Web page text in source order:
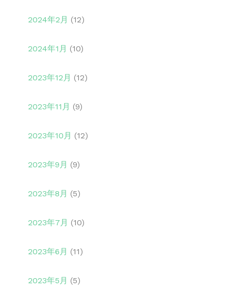
2024年2月 (12)
2024年1月 (10)
2023年12月 (12)
2023年11月 (9)
2023年10月 (12)
2023年9月 (9)
2023年8月 (5)
2023年7月 (10)
2023年6月 (11)
2023年5月 (5)